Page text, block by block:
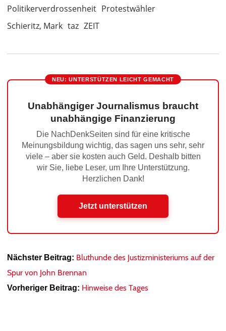
Politikerverdrossenheit Protestwähler
Schieritz, Mark taz ZEIT
NEU: UNTERSTÜTZEN LEICHT GEMACHT
Unabhängiger Journalismus braucht
unabhängige Finanzierung
Die NachDenkSeiten sind für eine kritische
Meinungsbildung wichtig, das sagen uns sehr, sehr
viele – aber sie kosten auch Geld. Deshalb bitten
wir Sie, liebe Leser, um Ihre Unterstützung.
Herzlichen Dank!
Jetzt unterstützen
Nächster Beitrag: Bluthunde des Justizministeriums auf der
Spur von John Brennan
Vorheriger Beitrag: Hinweise des Tages